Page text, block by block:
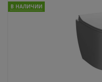
В НАЛИЧИИ